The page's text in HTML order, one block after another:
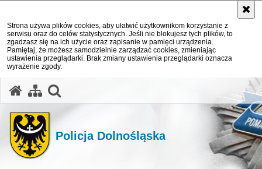
Strona używa plików cookies, aby ułatwić użytkownikom korzystanie z
serwisu oraz do celów statystycznych. Jeśli nie blokujesz tych plików, to
zgadzasz się na ich użycie oraz zapisanie w pamięci urządzenia.
Pamiętaj, że możesz samodzielnie zarządzać cookies, zmieniając
ustawienia przeglądarki. Brak zmiany ustawienia przeglądarki oznacza
wyrażenie zgody.
Policja Dolnośląska